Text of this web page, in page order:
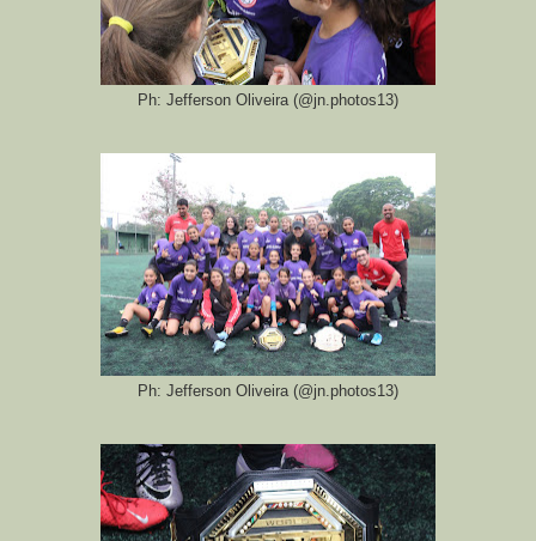
Ph: Jefferson Oliveira (@jn.photos13)
Ph: Jefferson Oliveira (@jn.photos13)